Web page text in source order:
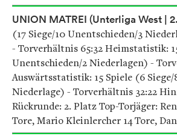
UNION MATREI (Unterliga West |
(17 Siege/10 Unentschieden/3
- Torverhältnis 65:32 Heimstatistik:
Unentschieden/2 Niederlagen) -
Auswärtsstatistik: 15 Spiele (6
Niederlage) - Torverhältnis 32:22
Rückrunde: 2. Platz Top-Torjäger:
Tore, Mario Kleinlercher 14 Tore,